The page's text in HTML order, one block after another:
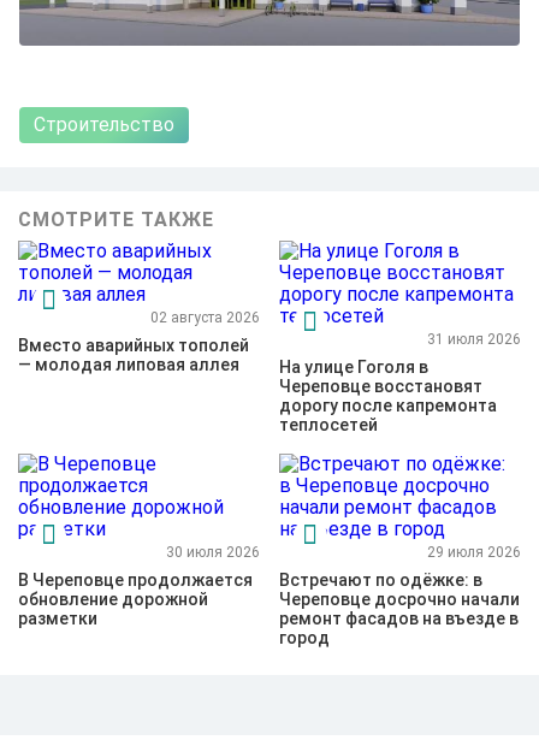
Строительство
СМОТРИТЕ ТАКЖЕ
02 августа 2026
Вместо аварийных тополей
— молодая липовая аллея
31 июля 2026
На улице Гоголя в
Череповце восстановят
дорогу после капремонта
теплосетей
30 июля 2026
В Череповце продолжается
обновление дорожной
разметки
29 июля 2026
Встречают по одёжке: в
Череповце досрочно начали
ремонт фасадов на въезде в
город